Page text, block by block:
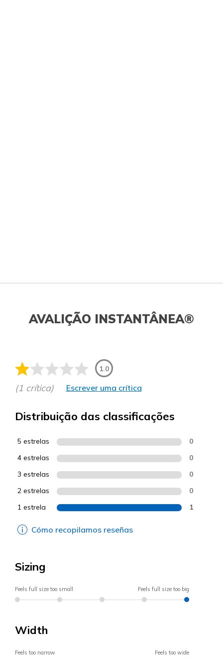
AVALIÇÃO INSTANTÂNEA®
1.0
(1 crítica) Escrever uma crítica
Distribuição das classificações
5 estrelas 0
4 estrelas 0
3 estrelas 0
2 estrelas 0
1 estrela 1
Cómo recopilamos reseñas
Sizing
Feels full size too small Feels full size too big
Width
Feels too narrow Feels too wide